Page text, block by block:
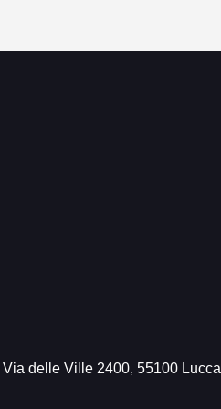
Via delle Ville 2400, 55100 Lucca